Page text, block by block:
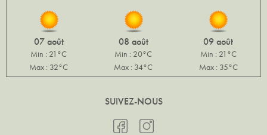
07 août
Min : 21°C
Max : 32°C
08 août
Min : 20°C
Max : 34°C
09 août
Min : 21°C
Max : 35°C
SUIVEZ-NOUS